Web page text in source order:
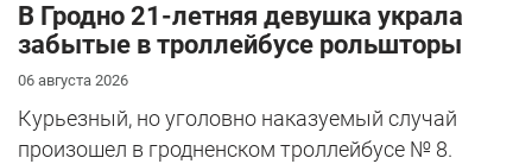
В Гродно 21-летняя девушка украла
забытые в троллейбусе рольшторы
06 августа 2026
Курьезный, но уголовно наказуемый случай
произошел в гродненском троллейбусе № 8.